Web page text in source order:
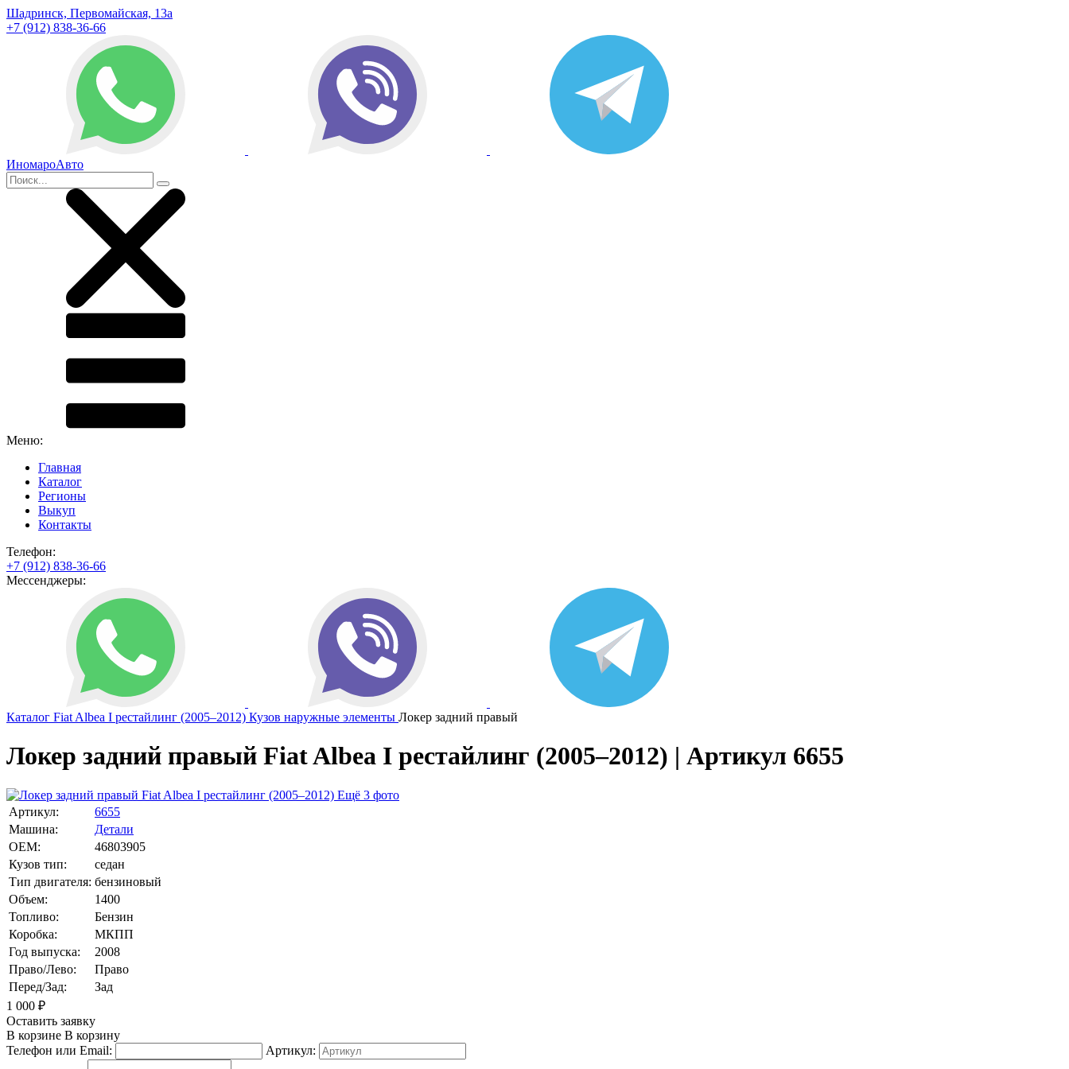
Шадринск, Первомайская, 13а
+7 (912) 838-36-66
ИномароАвто
Меню:
Главная
Каталог
Регионы
Выкуп
Контакты
Телефон:
+7 (912) 838-36-66
Мессенджеры:
Каталог Fiat Albea I рестайлинг (2005–2012) Кузов наружные элементы Локер задний правый
Локер задний правый Fiat Albea I рестайлинг (2005–2012) | Артикул 6655
Ещё 3 фото
Артикул:
6655
Машина:
Детали
OEM:
46803905
Кузов тип:
седан
Тип двигателя: бензиновый
Объем:
1400
Топливо:
Бензин
Коробка:
МКПП
Год выпуска:
2008
Право/Лево:
Право
Перед/Зад:
Зад
1 000 ₽
Оставить заявку
В корзине В корзину
Телефон или Email:
Артикул: